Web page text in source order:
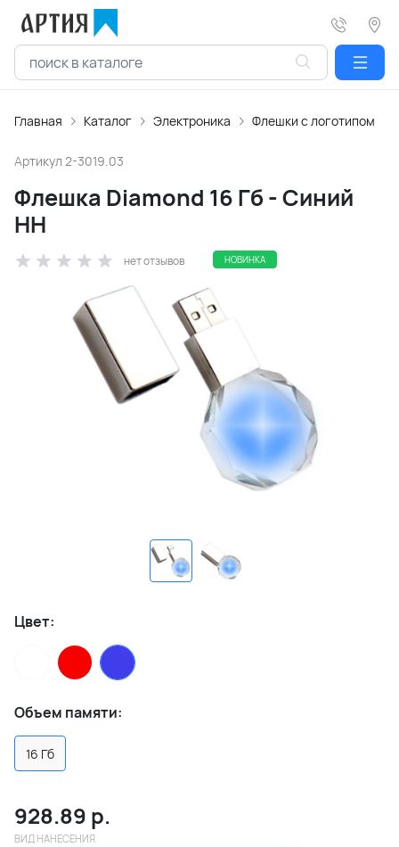
Главная Каталог Электроника Флешки с логотипом
Артикул 2-3019.03
Флешка Diamond 16 Гб - Синий
HH
нет отзывов НОВИНКА
Цвет:
Объем памяти:
16 Гб
928.89 р.
ВИД НАНЕСЕНИЯ